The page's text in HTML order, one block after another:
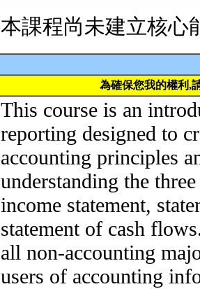
本課程尚未建立核心
為確保您我的權利,
This course is an
reporting designed to
accounting principles
understanding the
income statement,
statement of cash
all non-accounting
users of accounting